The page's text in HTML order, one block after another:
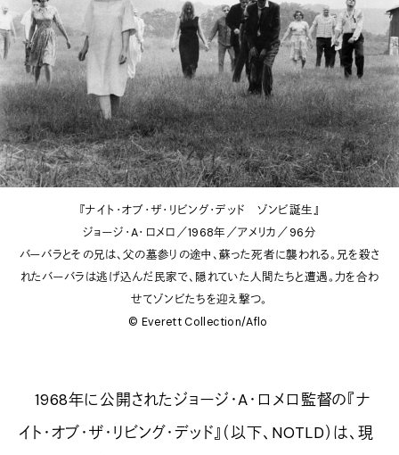
『ナイト・オブ・ザ・リビング・デッド ゾンビ誕生』
ジョージ・A・ロメロ／1968年／アメリカ／96分
バーバラとその兄は、父の墓参りの途中、蘇った死者に襲われる。兄を殺さ
れたバーバラは逃げ込んだ民家で、隠れていた人間たちと遭遇。力を合わ
せてゾンビたちを迎え撃つ。
© Everett Collection/Aflo
1968年に公開されたジョージ・A・ロメロ監督の『ナ
イト・オブ・ザ・リビング・デッド』（以下、NOTLD）は、現